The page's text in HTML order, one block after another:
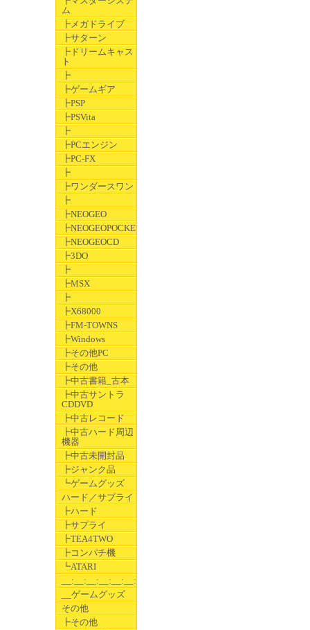
ム
┣メガドライブ
┣サターン
┣ドリームキャス
ト
┣
┣ゲームギア
┣PSP
┣PSVita
┣
┣PCエンジン
┣PC-FX
┣
┣ワンダースワン
┣
┣NEOGEO
┣NEOGEOPOCKET
┣NEOGEOCD
┣3DO
┣
┣MSX
┣
┣X68000
┣FM-TOWNS
┣Windows
┣その他PC
┣その他
┣中古書籍_古本
┣中古サントラ
CDDVD
┣中古レコード
┣中古ハード周辺
機器
┣中古未開封品
┣ジャンク品
┗ゲームグッズ
ハード／サプライ
┣ハード
┣サプライ
┣TEA4TWO
┣コンパチ機
┗ATARI
__:__:__:__:__:__:__
__ゲームグッズ
その他
┣その他